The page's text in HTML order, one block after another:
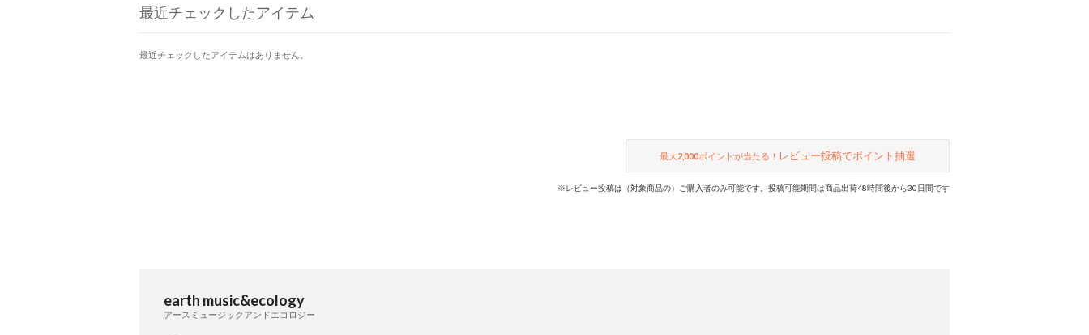
最近チェックしたアイテム
最近チェックしたアイテムはありません。
最大2,000ポイントが当たる！ レビュー投稿でポイント抽選
※レビュー投稿は（対象商品の）ご購入者のみ可能です。投稿可能期間は商品出荷48時間後から30日間です
earth music&ecology
アースミュージックアンドエコロジー